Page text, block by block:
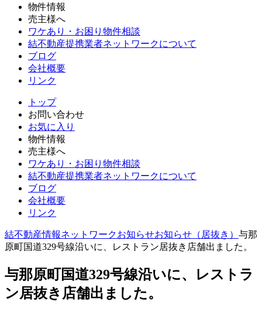
物件情報
売主様へ
ワケあり・お困り物件相談
結不動産提携業者ネットワークについて
ブログ
会社概要
リンク
トップ
お問い合わせ
お気に入り
物件情報
売主様へ
ワケあり・お困り物件相談
結不動産提携業者ネットワークについて
ブログ
会社概要
リンク
結不動産情報ネットワークお知らせお知らせ（居抜き） 与那
原町国道329号線沿いに、レストラン居抜き店舗出ました。
与那原町国道329号線沿いに、レストラ
ン居抜き店舗出ました。